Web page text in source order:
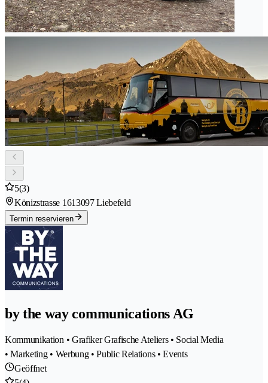
5(3)
Könizstrasse 1613097 Liebefeld
Termin reservieren
by the way communications AG
Kommunikation • Grafiker Grafische Ateliers • Social Media
• Marketing • Werbung • Public Relations • Events
Geöffnet